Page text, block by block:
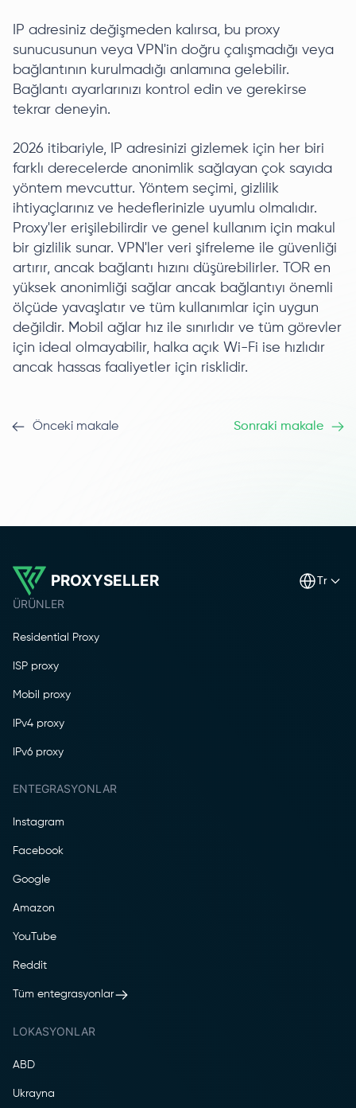
IP adresiniz değişmeden kalırsa, bu proxy
sunucusunun veya VPN'in doğru çalışmadığı veya
bağlantının kurulmadığı anlamına gelebilir.
Bağlantı ayarlarınızı kontrol edin ve gerekirse
tekrar deneyin.
2026 itibariyle, IP adresinizi gizlemek için her biri
farklı derecelerde anonimlik sağlayan çok sayıda
yöntem mevcuttur. Yöntem seçimi, gizlilik
ihtiyaçlarınız ve hedeflerinizle uyumlu olmalıdır.
Proxy'ler erişilebilirdir ve genel kullanım için makul
bir gizlilik sunar. VPN'ler veri şifreleme ile güvenliği
artırır, ancak bağlantı hızını düşürebilirler. TOR en
yüksek anonimliği sağlar ancak bağlantıyı önemli
ölçüde yavaşlatır ve tüm kullanımlar için uygun
değildir. Mobil ağlar hız ile sınırlıdır ve tüm görevler
için ideal olmayabilir, halka açık Wi-Fi ise hızlıdır
ancak hassas faaliyetler için risklidir.
Önceki makale Sonraki makale
PROXYSELLER tr
ÜRÜNLER
Residential Proxy
ISP proxy
Mobil proxy
IPv4 proxy
IPv6 proxy
ENTEGRASYONLAR
Instagram
Facebook
Google
Amazon
YouTube
Reddit
Tüm entegrasyonlar
LOKASYONLAR
ABD
Ukrayna